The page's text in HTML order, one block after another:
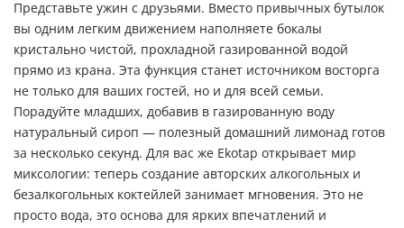
Представьте ужин с друзьями. Вместо привычных бутылок
вы одним легким движением наполняете бокалы
кристально чистой, прохладной газированной водой
прямо из крана. Эта функция станет источником восторга
не только для ваших гостей, но и для всей семьи.
Порадуйте младших, добавив в газированную воду
натуральный сироп — полезный домашний лимонад готов
за несколько секунд. Для вас же Ekotap открывает мир
миксологии: теперь создание авторских алкогольных и
безалкогольных коктейлей занимает мгновения. Это не
просто вода, это основа для ярких впечатлений и